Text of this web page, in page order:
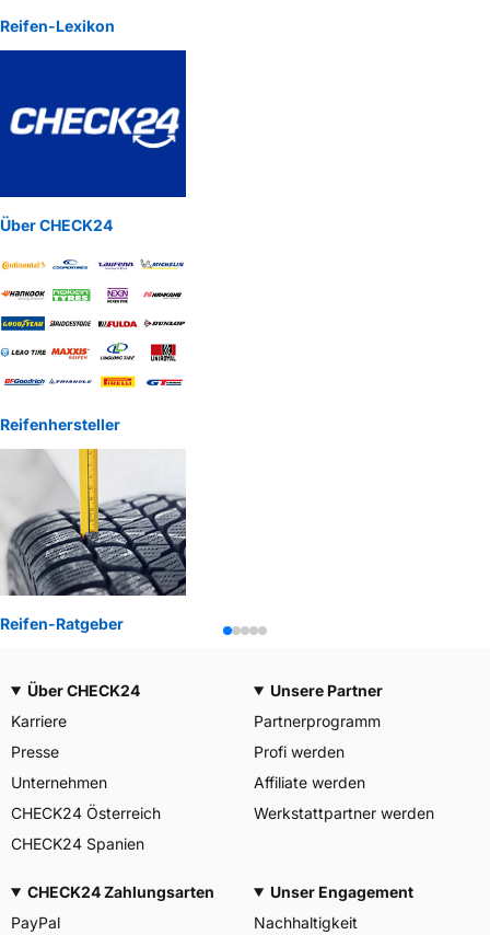
Reifen-Lexikon
Über CHECK24
Reifenhersteller
Reifen-Ratgeber
Über CHECK24
Karriere
Presse
Unternehmen
CHECK24 Österreich
CHECK24 Spanien
Unsere Partner
Partnerprogramm
Profi werden
Affiliate werden
Werkstattpartner werden
CHECK24 Zahlungsarten
PayPal
Unser Engagement
Nachhaltigkeit